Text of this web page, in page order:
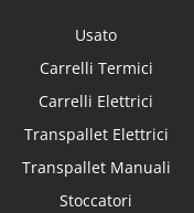
Usato
Carrelli Termici
Carrelli Elettrici
Transpallet Elettrici
Transpallet Manuali
Stoccatori